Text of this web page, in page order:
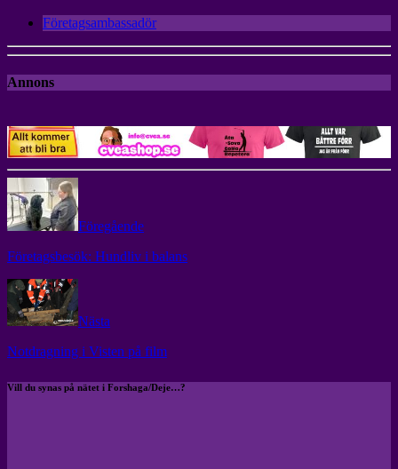
Företagsambassadör
Annons
Föregående
Företagsbesök: Hundliv i balans
Nästa
Notdragning i Visten på film
Vill du synas på nätet i Forshaga/Deje…?